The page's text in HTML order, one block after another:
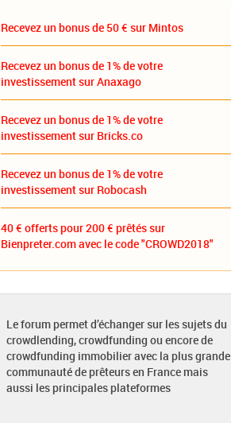
Recevez un bonus de 50 € sur Mintos
Recevez un bonus de 1% de votre
investissement sur Anaxago
Recevez un bonus de 1% de votre
investissement sur Bricks.co
Recevez un bonus de 1% de votre
investissement sur Robocash
40 € offerts pour 200 € prêtés sur
Bienpreter.com avec le code "CROWD2018"
Le forum permet d’échanger sur les sujets du
crowdlending, crowdfunding ou encore de
crowdfunding immobilier avec la plus grande
communauté de prêteurs en France mais
aussi les principales plateformes